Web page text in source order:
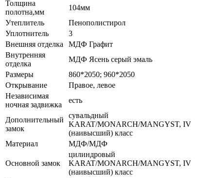
Толщина
полотна,мм
104мм
Утеплитель
Пенополистирол
Уплотнитель
3
Внешняя отделка
МДФ Графит
Внутренняя
отделка
МДФ Ясень серый эмаль
Размеры
860*2050; 960*2050
Открывание
Правое, левое
Независимая
ночная задвижка
есть
Дополнительный
замок
сувальдный
KARAT/MONARCH/MANGYST, IV
(наивысший) класс
Материал
МДФ/МДФ
Основной замок
цилиндровый
KARAT/MONARCH/MANGYST, IV
(наивысший) класс